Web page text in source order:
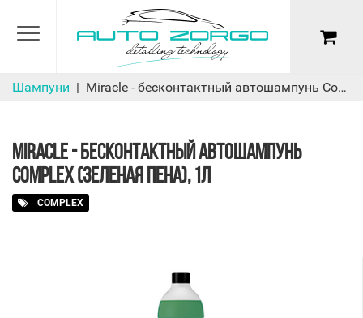
Шампуни Miracle - бесконтактный автошампунь Complex (зеленая пена), 1л
MIRACLE - БЕСКОНТАКТНЫЙ АВТОШАМПУНЬ
COMPLEX (ЗЕЛЕНАЯ ПЕНА), 1Л
COMPLEX